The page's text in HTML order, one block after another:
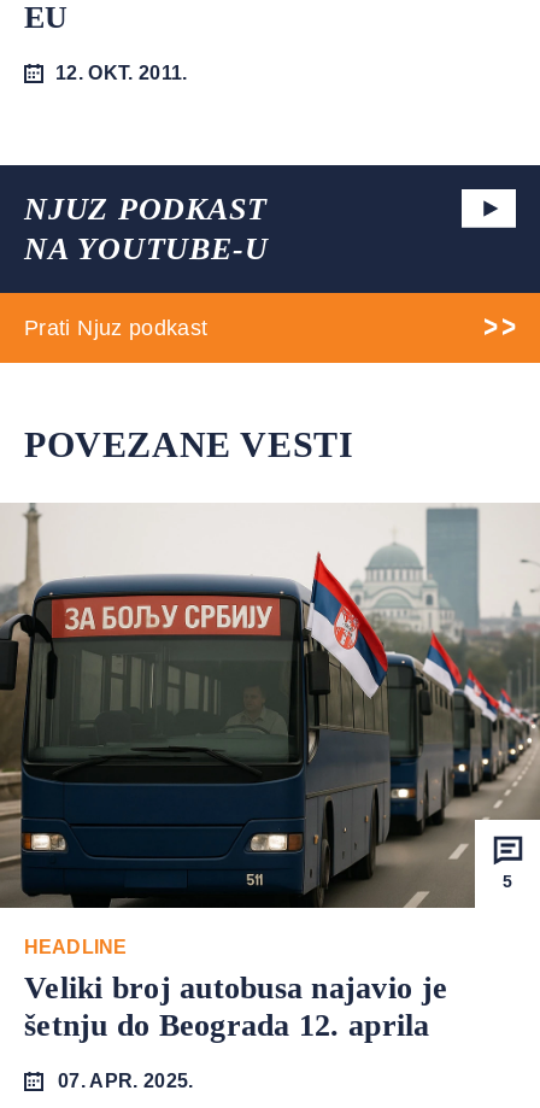
EU
12. OKT. 2011.
NJUZ PODKAST
NA YOUTUBE-U
Prati Njuz podkast
POVEZANE VESTI
5
HEADLINE
Veliki broj autobusa najavio je
šetnju do Beograda 12. aprila
07. APR. 2025.